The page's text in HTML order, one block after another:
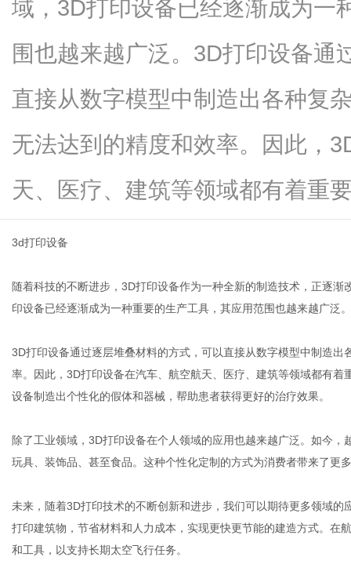
域，3D打印设备已经逐渐成为一
围也越来越广泛。3D打印设备通
直接从数字模型中制造出各种复
无法达到的精度和效率。因此，
天、医疗、建筑等领域都有着重
3d打印设备
随着科技的不断进步，3D打印设备作为一种全新的制造技术，正逐
印设备已经逐渐成为一种重要的生产工具，其应用范围也越来越广泛。
3D打印设备通过逐层堆叠材料的方式，可以直接从数字模型中制造
率。因此，3D打印设备在汽车、航空航天、医疗、建筑等领域都有
设备制造出个性化的假体和器械，帮助患者获得更好的治疗效果。
除了工业领域，3D打印设备在个人领域的应用也越来越广泛。如今
玩具、装饰品、甚至食品。这种个性化定制的方式为消费者带来了更
未来，随着3D打印技术的不断创新和进步，我们可以期待更多领域
打印建筑物，节省材料和人力成本，实现更快更节能的建造方式。在
和工具，以支持长期太空飞行任务。